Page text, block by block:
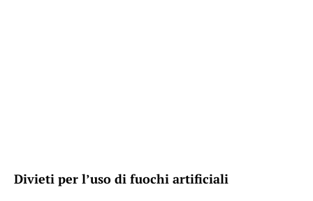
Divieti per l’uso di fuochi artificiali